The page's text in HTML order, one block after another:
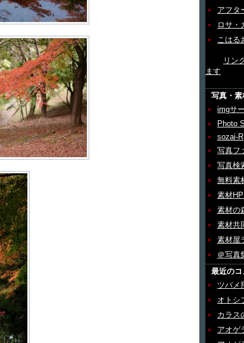
アフタ
ロサ・
こはる
リン
ます
写真・
imgサ
Photo
sozai-R
写真フ
写真検
無料素
素材
素材の
素材共
素材屋
＠写真
最近のコ
ツバメ
オトシ
カラス
アオゲ